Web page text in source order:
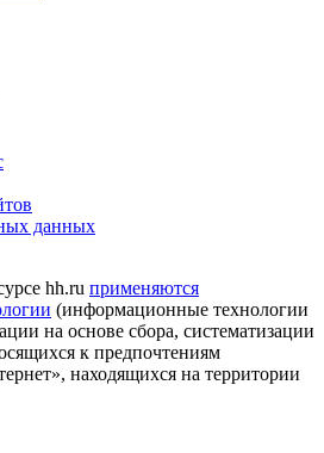
данных
hh.ru применяются
(информационные технологии
на основе сбора, систематизации
к предпочтениям
находящихся на территории